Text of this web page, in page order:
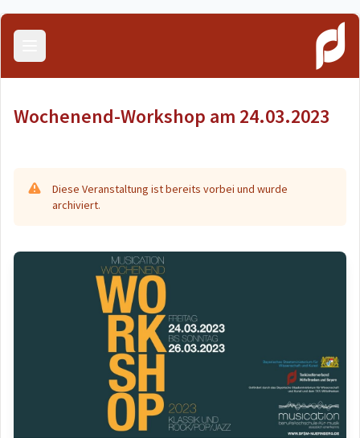
Menü öffnen
Wochenend-Workshop am 24.03.2023
Diese Veranstaltung ist bereits vorbei und wurde
archiviert.